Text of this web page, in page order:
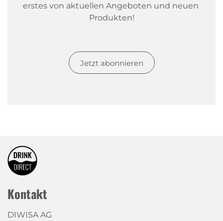
erstes von aktuellen Angeboten und neuen
Produkten!
Jetzt abonnieren
Kontakt
DIWISA AG